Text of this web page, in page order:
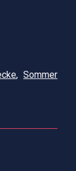
,Sommer